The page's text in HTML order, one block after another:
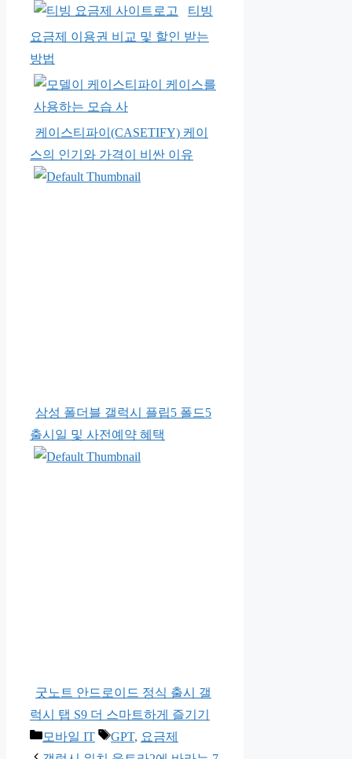
티빙
요금제 이용권 비교 및 할인 받는
방법
케이스티파이(CASETIFY) 케이
스의 인기와 가격이 비싼 이유
삼성 폴더블 갤럭시 플립5 폴드5
출시일 및 사전예약 혜택
굿노트 안드로이드 정식 출시 갤
럭시 탭 S9 더 스마트하게 즐기기
카
모바일 IT
태
GPT, 요금제